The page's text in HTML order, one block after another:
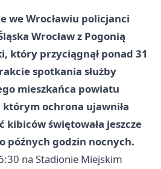
we Wrocławiu policjanci
Wrocław z Pogonią
który przyciągnął ponad 31
spotkania służby
mieszkańca powiatu
ochrona ujawniła
kibiców świętowała jeszcze
późnych godzin nocnych.
na Stadionie Miejskim